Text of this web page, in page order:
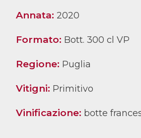
Annata: 2020
Formato: Bott. 300 cl VP
Regione: Puglia
Vitigni: Primitivo
Vinificazione: botte